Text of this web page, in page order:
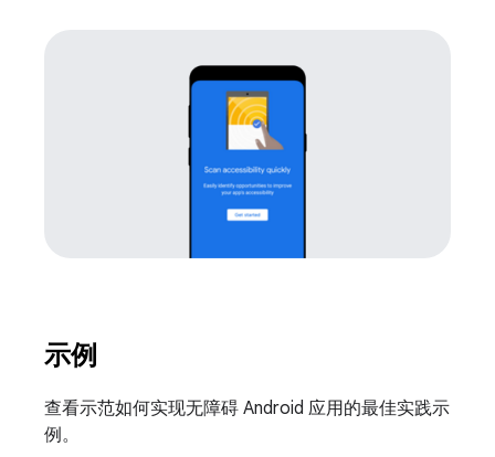
示例
查看示范如何实现无障碍 Android 应用的最佳实践示
例。